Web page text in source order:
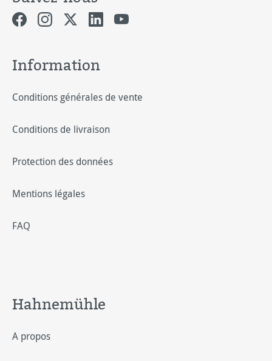
Information
Conditions générales de vente
Conditions de livraison
Protection des données
Mentions légales
FAQ
Hahnemühle
A propos